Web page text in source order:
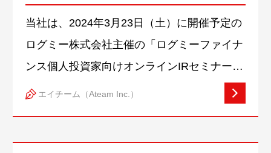
ナー」登壇のお知らせ
当社は、2024年3月23日（土）に開催予定の
ログミー株式会社主催の「ログミーファイナ
ンス個人投資家向けオンラインIRセミナー」
に参加しますので、下記の通りお知らせいた
エイチーム（Ateam Inc.）